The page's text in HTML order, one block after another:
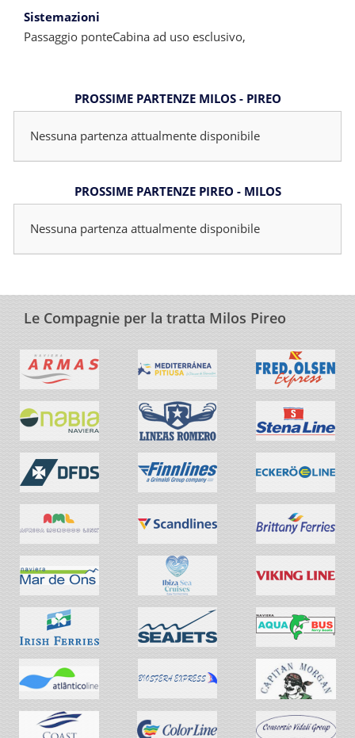
Sistemazioni
Passaggio ponteCabina ad uso esclusivo,
PROSSIME PARTENZE MILOS - PIREO
Nessuna partenza attualmente disponibile
PROSSIME PARTENZE PIREO - MILOS
Nessuna partenza attualmente disponibile
Le Compagnie per la tratta Milos Pireo